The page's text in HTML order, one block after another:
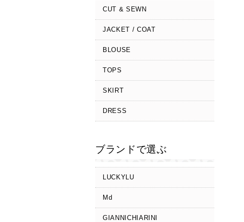
CUT & SEWN
JACKET / COAT
BLOUSE
TOPS
SKIRT
DRESS
ブランドで選ぶ
LUCKYLU
Md
GIANNICHIARINI